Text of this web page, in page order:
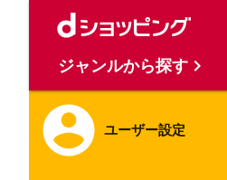
ユーザー設定
ジャンルから探す